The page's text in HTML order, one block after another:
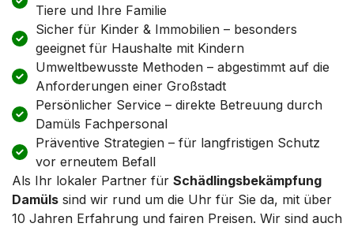
Tiere und Ihre Familie
Sicher für Kinder & Immobilien – besonders
geeignet für Haushalte mit Kindern
Umweltbewusste Methoden – abgestimmt auf die
Anforderungen einer Großstadt
Persönlicher Service – direkte Betreuung durch
Damüls Fachpersonal
Präventive Strategien – für langfristigen Schutz
vor erneutem Befall
Als Ihr lokaler Partner für Schädlingsbekämpfung
Damüls sind wir rund um die Uhr für Sie da, mit über
10 Jahren Erfahrung und fairen Preisen. Wir sind auch